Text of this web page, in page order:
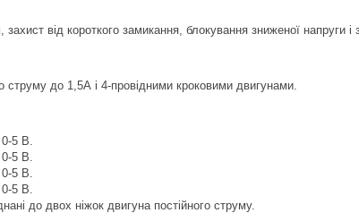
від короткого замикання, блокування зниженої напруги і
до 1,5А і 4-провідними кроковими двигунами.
5 В.
5 В.
5 В.
5 В.
до двох ніжок двигуна постійного струму.